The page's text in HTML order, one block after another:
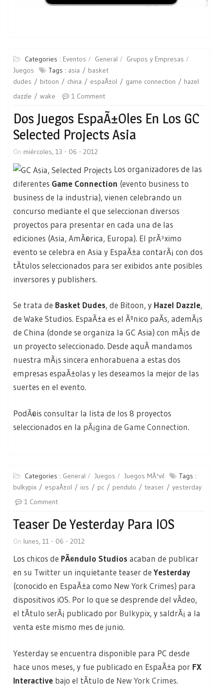
Categories : Eventos General
Grupos y Empresas
Juegos
Tags : asia
basket
dudes
bitoon china espaÃ±ol game connection
hazel
dazzle
wake 1 Comment
Dos Juegos EspaÃ±oles En Los GC
Selected Projects Asia
On miércoles, 13 - 06 - 2012
Los organizadores de las
diferentes Game Connection (evento business to
business de la industria), vienen celebrando un
concurso mediante el que seleccionan diversos
proyectos para presentar en cada una de las
ediciones (Asia, AmÃ©rica, Europa). El prÃ³ximo
evento se celebra en Asia y EspaÃ±a contarÃ¡ con dos
tÃ­tulos seleccionados para ser exibidos ante posibles
inversores y publishers.
Se trata de Basket Dudes, de Bitoon, y Hazel Dazzle,
de Wake Studios. EspaÃ±a es el Ãºnico paÃ­s, ademÃ¡s
de China (donde se organiza la GC Asia) con mÃ¡s de
un proyecto seleccionado. Desde aquÃ­ mandamos
nuestra mÃ¡s sincera enhorabuena a estas dos
empresas espaÃ±olas y les deseamos la mejor de las
suertes en el evento.
PodÃ©is consultar la lista de los 8 proyectos
seleccionados en la pÃ¡gina de Game Connection.
Categories : General Juegos Juegos MÃ³vil
Tags :
bulkypix
espaÃ±ol ios pc pendulo teaser
yesterday
1 Comment
Teaser De Yesterday Para IOS
On lunes, 11 - 06 - 2012
Los chicos de PÃ©ndulo Studios acaban de publicar
en su Twitter un inquietante teaser deYesterday
(conocido en EspaÃ±a como New York Crimes) para
dispositivos iOS. Por lo que se desprende del vÃ­deo,
el tÃ­tulo serÃ¡ publicado por Bulkypix, y saldrÃ¡ a la
venta este mismo mes de junio.
Yesterday se encuentra disponible para PC desde
hace unos meses, y fue publicado en EspaÃ±a por FX
Interactive bajo el tÃ­tulo de New York Crimes.